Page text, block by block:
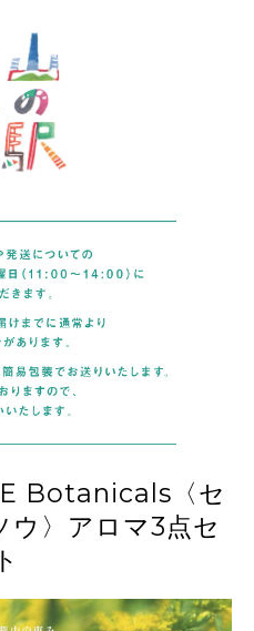
Botanicals〈セ
ウ〉アロマ3点セ